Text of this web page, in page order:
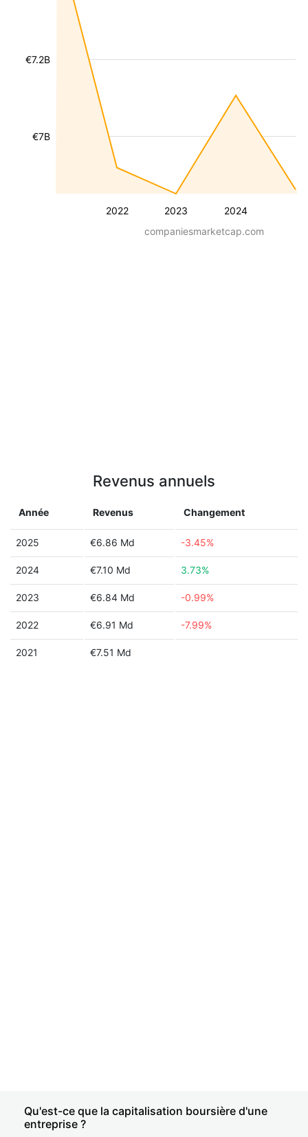
2022 2023 2024
€7B
€7.2B
companiesmarketcap.com
Revenus annuels
Année Revenus Changement
2025 €6.86 Md -3.45%
2024 €7.10 Md 3.73%
2023 €6.84 Md -0.99%
2022 €6.91 Md -7.99%
2021 €7.51 Md
Qu'est-ce que la capitalisation boursière d'une
entreprise ?